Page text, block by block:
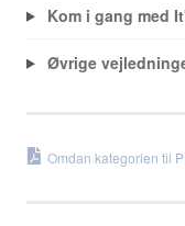
Kom i gang med
Øvrige
Omdan kategorien til